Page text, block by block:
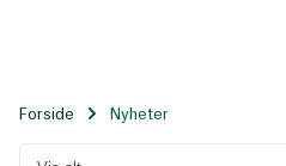
Forside Nyheter